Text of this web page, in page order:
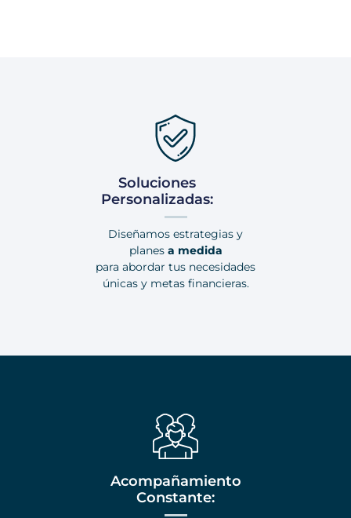
Soluciones
Personalizadas:
Diseñamos estrategias y
planes a medida
para abordar tus necesidades
únicas y metas financieras.
Acompañamiento
Constante:​